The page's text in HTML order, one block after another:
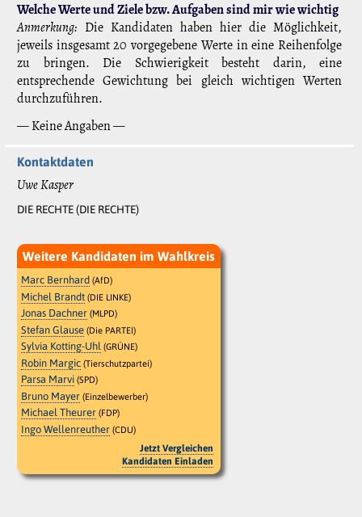
Welche Werte und Ziele bzw. Aufgaben sind mir wie wichtig
Anmerkung: Die Kandidaten haben hier die Möglichkeit,
jeweils insgesamt 20 vorgegebene Werte in eine Reihenfolge
zu bringen. Die Schwierigkeit besteht darin, eine
entsprechende Gewichtung bei gleich wichtigen Werten
durchzuführen.
— Keine Angaben —
Kontaktdaten
Uwe Kasper
DIE RECHTE (DIE RECHTE)
Weitere Kandidaten im Wahlkreis
Marc Bernhard (AfD)
Michel Brandt (DIE LINKE)
Jonas Dachner (MLPD)
Stefan Glause (Die PARTEI)
Sylvia Kotting-Uhl (GRÜNE)
Robin Margic (Tierschutzpartei)
Parsa Marvi (SPD)
Bruno Mayer (Einzelbewerber)
Michael Theurer (FDP)
Ingo Wellenreuther (CDU)
Jetzt Vergleichen
Kandidaten Einladen